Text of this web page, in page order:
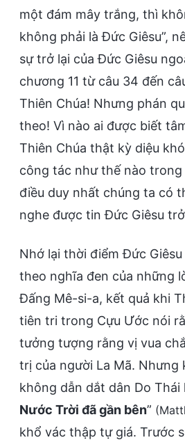
một đám mây trắng, thì
không phải là Đức Giêsu”,
sự trở lại của Đức Giêsu
chương 11 từ câu 34 đến
Thiên Chúa! Nhưng phán
theo! Vì nào ai được biết
Thiên Chúa thật kỳ diệu
công tác như thế nào
điều duy nhất chúng ta có
nghe được tin Đức Giêsu
Nhớ lại thời điểm Đức
theo nghĩa đen của những
Đấng Mê-si-a, kết quả khi
tiên tri trong Cựu Ước nói
tưởng tượng rằng vị vua
trị của người La Mã. Nhưng
không dẫn dắt dân Do
Nước Trời đã gần bên”
khổ vác thập tự giá. Trước